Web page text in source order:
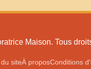
Maison. Tous
siteÀ proposConditions